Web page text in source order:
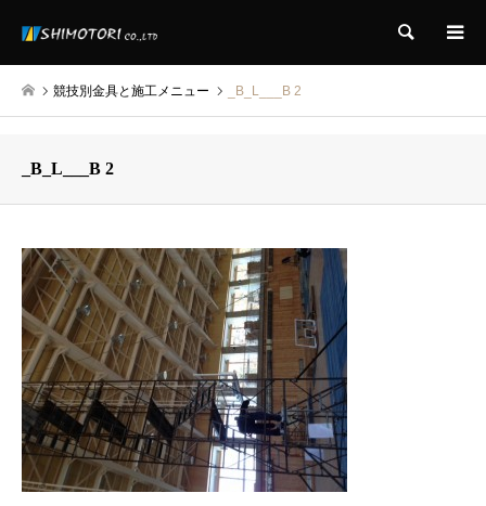
検索
競技別金具と施工メニュー _B_L___B 2
_B_L___B 2